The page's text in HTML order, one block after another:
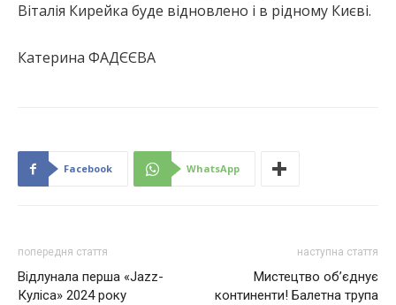
Віталія Кирейка буде відновлено і в рідному Києві.
Катерина ФАДЄЄВА
Facebook WhatsApp
попередня стаття
Відлунала перша «Jazz-
Куліса» 2024 року
наступна стаття
Мистецтво об’єднує
континенти! Балетна трупа